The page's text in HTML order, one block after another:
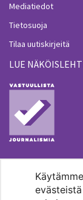
Mediatiedot
Tietosuoja
Tilaa uutiskirjeitä
LUE